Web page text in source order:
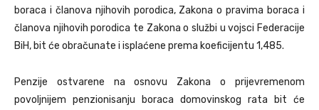
boraca i članova njihovih porodica, Zakona o pravima boraca i
članova njihovih porodica te Zakona o službi u vojsci Federacije
BiH, bit će obračunate i isplaćene prema koeficijentu 1,485.
Penzije ostvarene na osnovu Zakona o prijevremenom
povoljnijem penzionisanju boraca domovinskog rata bit će